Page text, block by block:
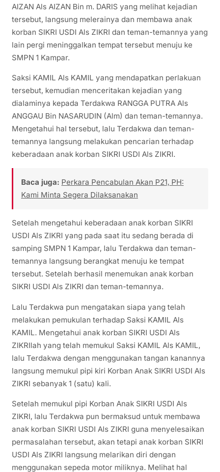
AIZAN Als AIZAN Bin m. DARIS yang melihat kejadian
tersebut, langsung melerainya dan membawa anak
korban SIKRI USDI Als ZIKRI dan teman-temannya yang
lain pergi meninggalkan tempat tersebut menuju ke
SMPN 1 Kampar.
Saksi KAMIL Als KAMIL yang mendapatkan perlakuan
tersebut, kemudian menceritakan kejadian yang
dialaminya kepada Terdakwa RANGGA PUTRA Als
ANGGAU Bin NASARUDIN (Alm) dan teman-temannya.
Mengetahui hal tersebut, lalu Terdakwa dan teman-
temannya langsung melakukan pencarian terhadap
keberadaan anak korban SIKRI USDI Als ZIKRI.
Baca juga: Perkara Pencabulan Akan P21, PH:
Kami Minta Segera Dilaksanakan
Setelah mengetahui keberadaan anak korban SIKRI
USDI Als ZIKRI yang pada saat itu sedang berada di
samping SMPN 1 Kampar, lalu Terdakwa dan teman-
temannya langsung berangkat menuju ke tempat
tersebut. Setelah berhasil menemukan anak korban
SIKRI USDI Als ZIKRI dan teman-temannya.
Lalu Terdakwa pun mengatakan siapa yang telah
melakukan pemukulan terhadap Saksi KAMIL Als
KAMIL. Mengetahui anak korban SIKRI USDI Als
ZIKRIlah yang telah memukul Saksi KAMIL Als KAMIL,
lalu Terdakwa dengan menggunakan tangan kanannya
langsung memukul pipi kiri Korban Anak SIKRI USDI Als
ZIKRI sebanyak 1 (satu) kali.
Setelah memukul pipi Korban Anak SIKRI USDI Als
ZIKRI, lalu Terdakwa pun bermaksud untuk membawa
anak korban SIKRI USDI Als ZIKRI guna menyelesaikan
permasalahan tersebut, akan tetapi anak korban SIKRI
USDI Als ZIKRI langsung melarikan diri dengan
menggunakan sepeda motor miliknya. Melihat hal